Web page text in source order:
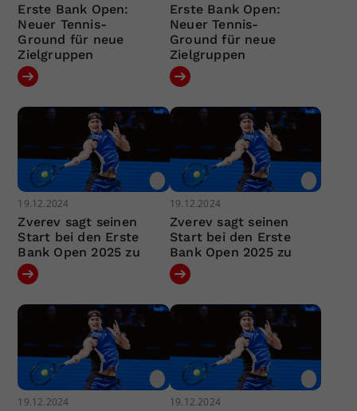
Erste Bank Open:
Neuer Tennis-
Ground für neue
Zielgruppen
Erste Bank Open:
Neuer Tennis-
Ground für neue
Zielgruppen
19.12.2024
Zverev sagt seinen
Start bei den Erste
Bank Open 2025 zu
19.12.2024
Zverev sagt seinen
Start bei den Erste
Bank Open 2025 zu
19.12.2024 19.12.2024